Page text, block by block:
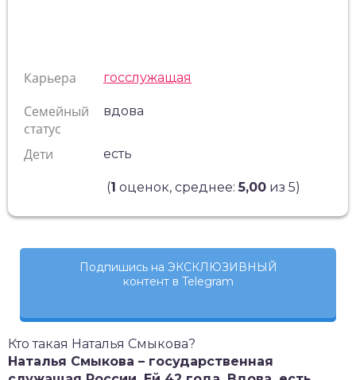
Карьера госслужащая
Семейный
статус
вдова
Дети есть
(1 оценок, среднее:5,00 из 5)
Подпишись на ЭКСКЛЮЗИВНЫЙ
контент в Telegram
Кто такая Наталья Смыкова?
Наталья Смыкова – государственная